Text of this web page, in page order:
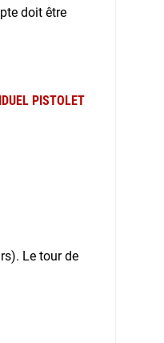
doit être
PISTOLET
Le tour de